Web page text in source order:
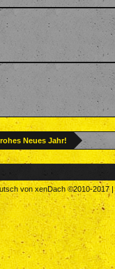
Neues Jahr!
von xenDach©2010-2017 |